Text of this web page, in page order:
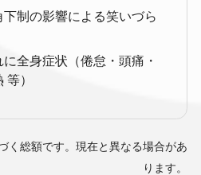
下制の影響による笑いづら
に全身症状（倦怠・頭痛・
等）
く総額です。現在と異なる場合があ
ります。